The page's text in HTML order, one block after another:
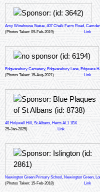
Amy Winehouse Statue, 407 Chalk Farm Road,
(Photos Taken: 09-Feb-2019)
Link
Edgwarebury Cemetery, Edgwarebury Lane, Edgware
(Photos Taken: 15-Aug-2021)
Link
40 Holywell Hill, St Albans, Herts AL1 1BX
25-Jan-2025)
Link
Newington Green Primary School, Newington Green,
(Photos Taken: 15-Feb-2018)
Link